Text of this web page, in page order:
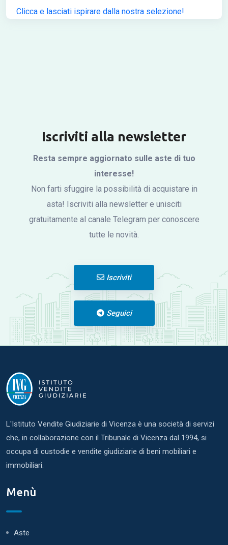
Clicca e lasciati ispirare dalla nostra selezione!
Iscriviti alla newsletter
Resta sempre aggiornato sulle aste di tuo
interesse!
Non farti sfuggire la possibilità di acquistare in
asta! Iscriviti alla newsletter e unisciti
gratuitamente al canale Telegram per conoscere
tutte le novità.
Iscriviti
Seguici
L'Istituto Vendite Giudiziarie di Vicenza è una società di servizi
che, in collaborazione con il Tribunale di Vicenza dal 1994, si
occupa di custodie e vendite giudiziarie di beni mobiliari e
immobiliari.
Menù
Aste